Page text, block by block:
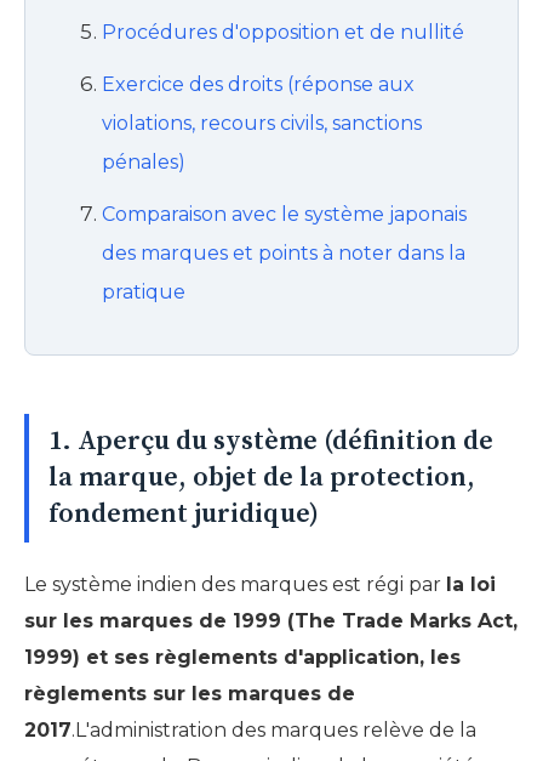
Procédures d'opposition et de nullité
Exercice des droits (réponse aux
violations, recours civils, sanctions
pénales)
Comparaison avec le système japonais
des marques et points à noter dans la
pratique
1. Aperçu du système (définition de
la marque, objet de la protection,
fondement juridique)
Le système indien des marques est régi par la loi
sur les marques de 1999 (The Trade Marks Act,
1999) et ses règlements d'application, les
règlements sur les marques de
2017.L'administration des marques relève de la